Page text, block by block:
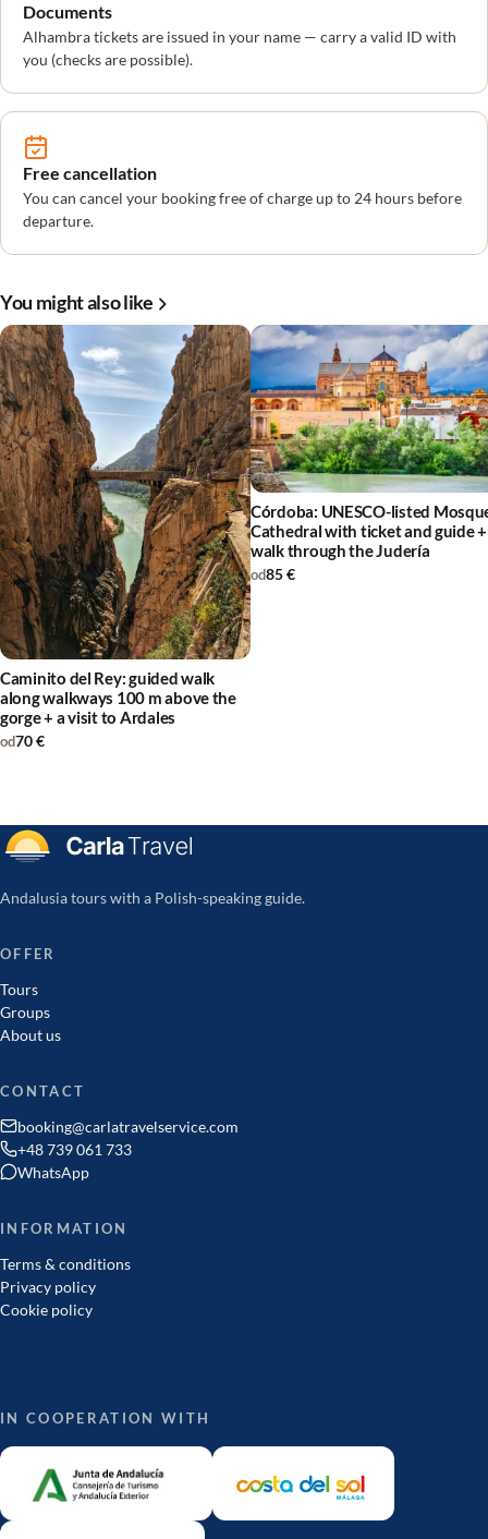
Documents
Alhambra tickets are issued in your name — carry a valid ID with
you (checks are possible).
Free cancellation
You can cancel your booking free of charge up to 24 hours before
departure.
You might also like
Caminito del Rey: guided walk
along walkways 100 m above the
gorge + a visit to Ardales
od70 €
Córdoba: UNESCO-listed
Cathedral with ticket and guide
walk through the Judería
od85 €
Andalusia tours with a Polish-speaking guide.
OFFER
Tours
Groups
About us
CONTACT
booking@carlatravelservice.com
+48 739 061 733
WhatsApp
INFORMATION
Terms & conditions
Privacy policy
Cookie policy
IN COOPERATION WITH